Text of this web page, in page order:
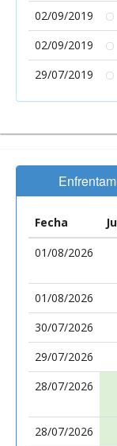
02/09/2019
02/09/2019
29/07/2019
Fecha
01/08/2026
01/08/2026
30/07/2026
29/07/2026
28/07/2026
28/07/2026